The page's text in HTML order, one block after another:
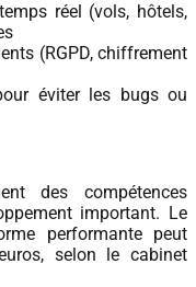
réel (vols, hôtels,
(RGPD, chiffrement
éviter les bugs ou
des compétences
important. Le
performante peut
selon le cabinet